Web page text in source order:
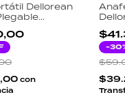
Dellorean
Camping
Verde
con
-30